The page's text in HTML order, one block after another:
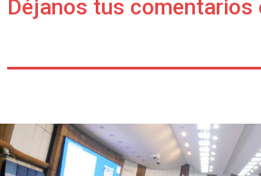
Déjanos tus comentarios